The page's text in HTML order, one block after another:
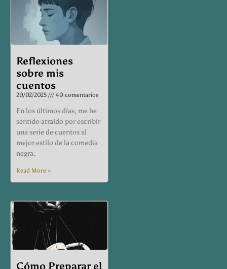
Reflexiones
sobre mis
cuentos
20/02/2025 40 comentarios
En los últimos días, me he
sentido atraído por escribir
una serie de cuentos al
mejor estilo de la comedia
negra.
Read More »
Cómo Preparar el